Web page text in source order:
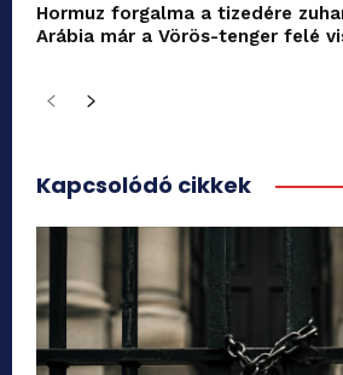
Hormuz forgalma a tizedére
Arábia már a Vörös-tenger felé
Kapcsolódó cikkek